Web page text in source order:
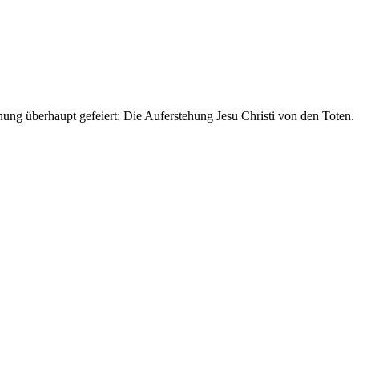
überhaupt gefeiert: Die Auferstehung Jesu Christi von den Toten.